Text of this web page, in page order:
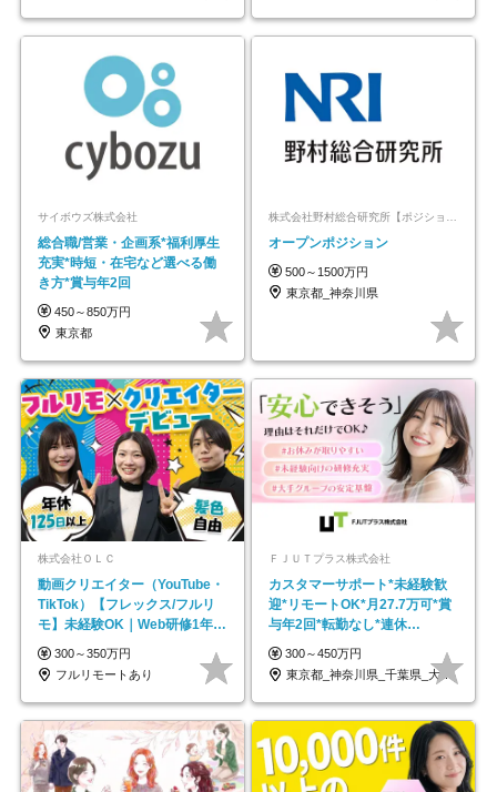
サイボウズ株式会社
総合職/営業・企画系*福利厚生
充実*時短・在宅など選べる働
き方*賞与年2回
450～850万円
東京都
オープンポジション
500～1500万円
東京都_神奈川県
株式会社ＯＬＣ
動画クリエイター（YouTube・
TikTok）【フレックス/フルリ
モ】未経験OK｜Web研修1年間
｜副業OK
300～350万円
フルリモートあり
ＦＪＵＴプラス株式会社
カスタマーサポート*未経験歓
迎*リモートOK*月27.7万可*賞
与年2回*転勤なし*連休
OK/ZE010232
300～450万円
東京都_神奈川県_千葉県_大阪府_愛知県…